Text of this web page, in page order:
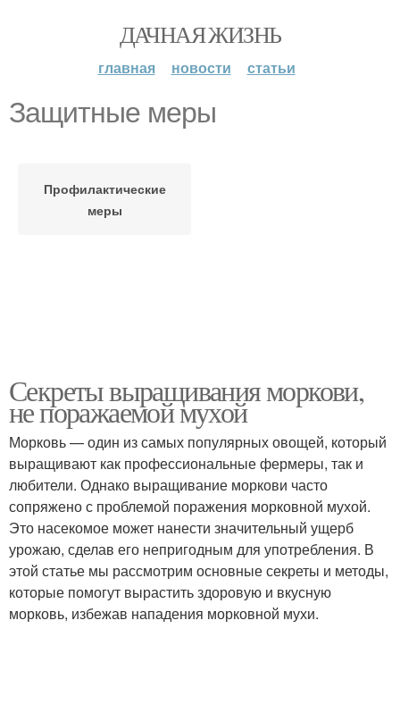
ДАЧНАЯ ЖИЗНЬ
главная новости статьи
Защитные меры
Профилактические
меры
Секреты выращивания моркови,
не поражаемой мухой
Морковь — один из самых популярных овощей, который
выращивают как профессиональные фермеры, так и
любители. Однако выращивание моркови часто
сопряжено с проблемой поражения морковной мухой.
Это насекомое может нанести значительный ущерб
урожаю, сделав его непригодным для употребления. В
этой статье мы рассмотрим основные секреты и методы,
которые помогут вырастить здоровую и вкусную
морковь, избежав нападения морковной мухи.